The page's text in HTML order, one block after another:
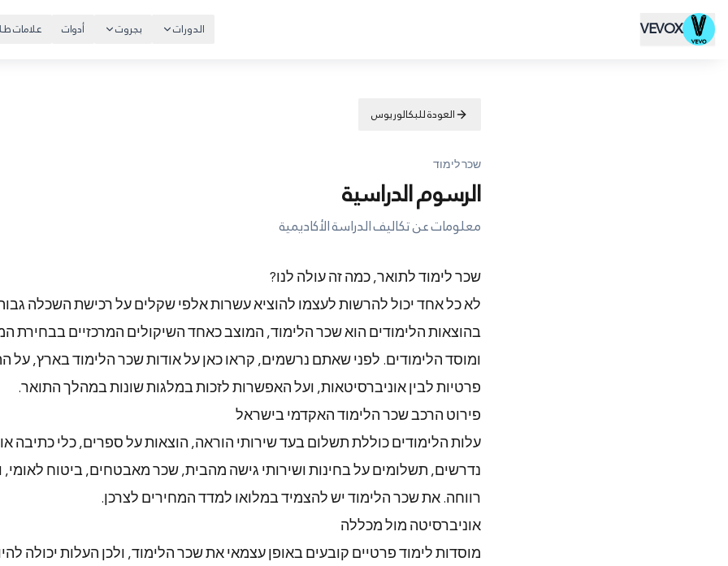
VEVOX الدورات بجروت أدوات علامات
العودة للبكالوريوس
שכר לימוד
الرسوم الدراسية
معلومات عن تكاليف الدراسة الأكاديمية
שכר לימוד לתואר, כמה זה עולה לנו?
לא כל אחד יכול להרשות לעצמו להוציא עשרות אלפי שקלים על רכישת השכלה
בהוצאות הלימודים הוא שכר הלימוד, המוצב כאחד השיקולים המרכזיים בבחירת
ומוסד הלימודים. לפני שאתם נרשמים, קראו כאן על אודות שכר הלימוד בארץ, על
פרטיות לבין אוניברסיטאות, ועל האפשרות לזכות במלגות שונות במהלך התואר.
פירוט הרכב שכר הלימוד האקדמי בישראל
עלות הלימודים כוללת תשלום בעד שירותי הוראה, הוצאות על ספרים, כלי כתיבה
נדרשים, תשלומים על בחינות ושירותי גישה מהבית, שכר מאבטחים, ביטוח לאומי,
רווחה. את שכר הלימוד יש להצמיד במלואו למדד המחירים לצרכן.
אוניברסיטה מול מכללה
מוסדות לימוד פרטיים קובעים באופן עצמאי את שכר הלימוד, ולכן העלות יכולה